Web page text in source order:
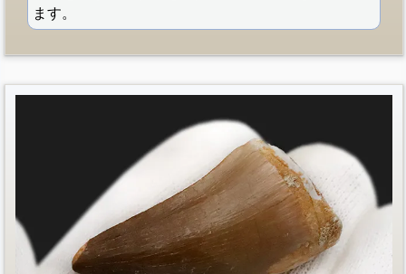
ます。